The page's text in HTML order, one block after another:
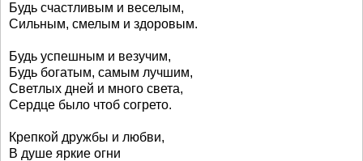
Будь счастливым и веселым,
Сильным, смелым и здоровым.
Будь успешным и везучим,
Будь богатым, самым лучшим,
Светлых дней и много света,
Сердце было чтоб согрето.
Крепкой дружбы и любви,
В душе яркие огни